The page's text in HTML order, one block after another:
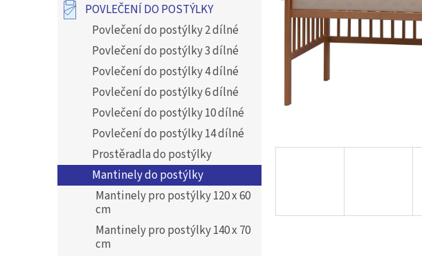
n
POVLEČENÍ DO POSTÝLKY
Povlečení do postýlky 2 dílné
Povlečení do postýlky 3 dílné
Povlečení do postýlky 4 dílné
Povlečení do postýlky 6 dílné
Povlečení do postýlky 10 dílné
Povlečení do postýlky 14 dílné
Prostěradla do postýlky
Mantinely do postýlky
Mantinely pro postýlky 120 x 60
cm
Mantinely pro postýlky 140 x 70
cm